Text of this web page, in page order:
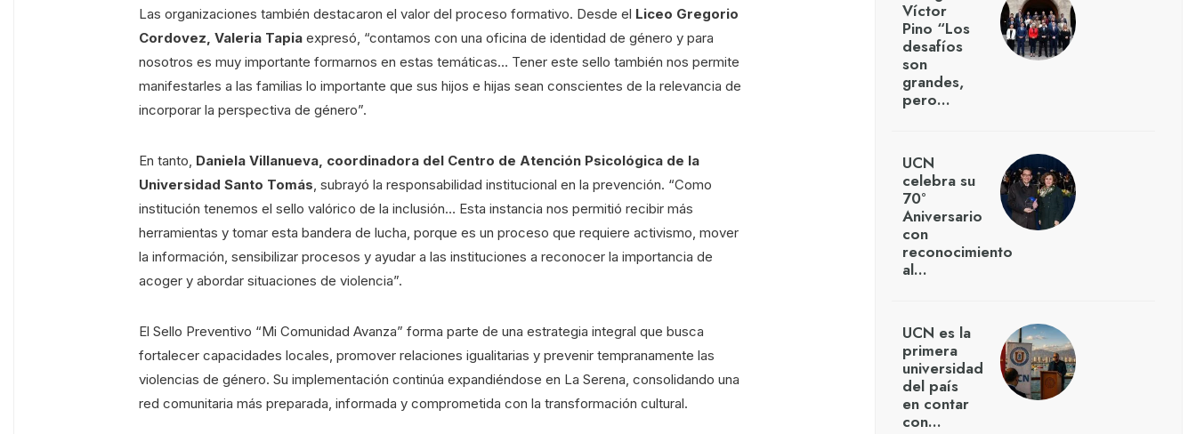
Las organizaciones también destacaron el valor del proceso formativo. Desde el Liceo Gregorio
Cordovez, Valeria Tapia expresó, “contamos con una oficina de identidad de género y para
nosotros es muy importante formarnos en estas temáticas… Tener este sello también nos permite
manifestarles a las familias lo importante que sus hijos e hijas sean conscientes de la relevancia de
incorporar la perspectiva de género”.
En tanto, Daniela Villanueva, coordinadora del Centro de Atención Psicológica de la
Universidad Santo Tomás, subrayó la responsabilidad institucional en la prevención. “Como
institución tenemos el sello valórico de la inclusión… Esta instancia nos permitió recibir más
herramientas y tomar esta bandera de lucha, porque es un proceso que requiere activismo, mover
la información, sensibilizar procesos y ayudar a las instituciones a reconocer la importancia de
acoger y abordar situaciones de violencia”.
El Sello Preventivo “Mi Comunidad Avanza” forma parte de una estrategia integral que busca
fortalecer capacidades locales, promover relaciones igualitarias y prevenir tempranamente las
violencias de género. Su implementación continúa expandiéndose en La Serena, consolidando una
red comunitaria más preparada, informada y comprometida con la transformación cultural.
Víctor
Pino “Los
desafíos
son
grandes,
pero…
UCN
celebra su
70°
Aniversario
con
reconocimiento
al…
UCN es la
primera
universidad
del país
en contar
con…